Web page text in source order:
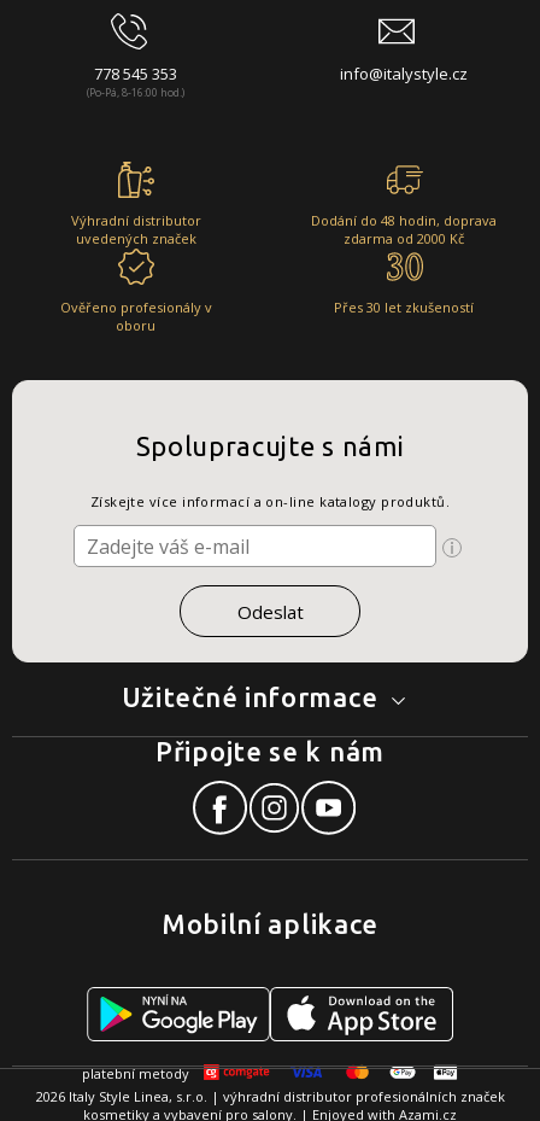
778 545 353
(Po-Pá, 8-16:00 hod.)
info@italystyle.cz
Výhradní distributor
uvedených značek
Dodání do 48 hodin, doprava
zdarma od 2000 Kč
Ověřeno profesionály v
oboru
Přes 30 let zkušeností
Užitečné informace
Spolupracujte s námi
Získejte více informací a on-line katalogy produktů.
Mobilní aplikace
Připojte se k nám
2026 Italy Style Linea, s.r.o. | výhradní distributor profesionálních značek
kosmetiky a vybavení pro salony. | Enjoyed with Azami.cz